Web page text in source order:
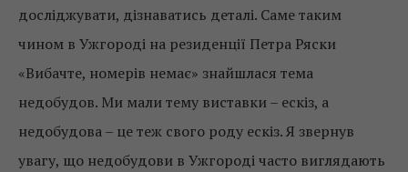
досліджувати, дізнаватись деталі. Саме таким
чином в Ужгороді на резиденції Петра Ряски
«Вибачте, номерів немає» знайшлася тема
недобудов. Ми мали тему виставки – ескіз, а
недобудова – це теж свого роду ескіз. Я звернув
увагу, що недобудови в Ужгороді часто виглядають